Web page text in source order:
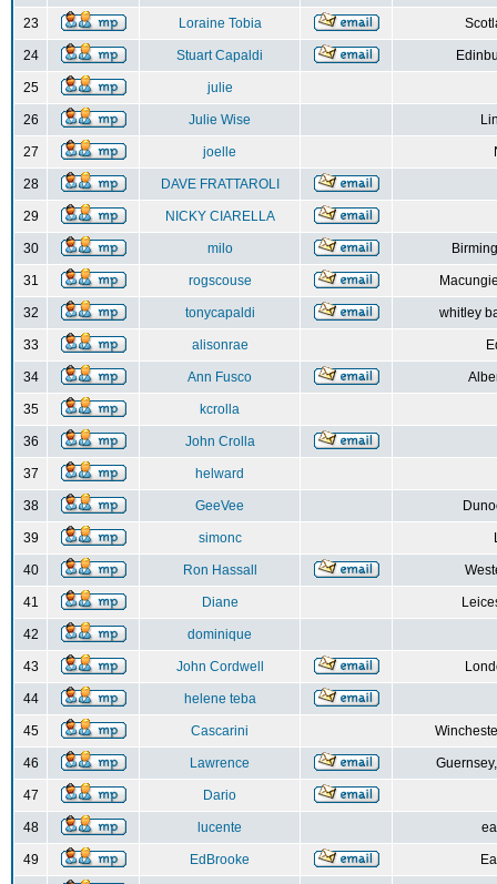
23 Loraine Tobia
24 Stuart Capaldi
25 julie
26 Julie Wise
27 joelle
28 DAVE FRATTAROLI
29 NICKY CIARELLA
30 milo
31 rogscouse
32 tonycapaldi whitley
33 alisonrae
34 Ann Fusco
35 kcrolla
36 John Crolla
37 helward
38 GeeVee
39 simonc
40 Ron Hassall
41 Diane
42 dominique
43 John Cordwell
44 helene teba
45 Cascarini
46 Lawrence
47 Dario
48 lucente
49 EdBrooke